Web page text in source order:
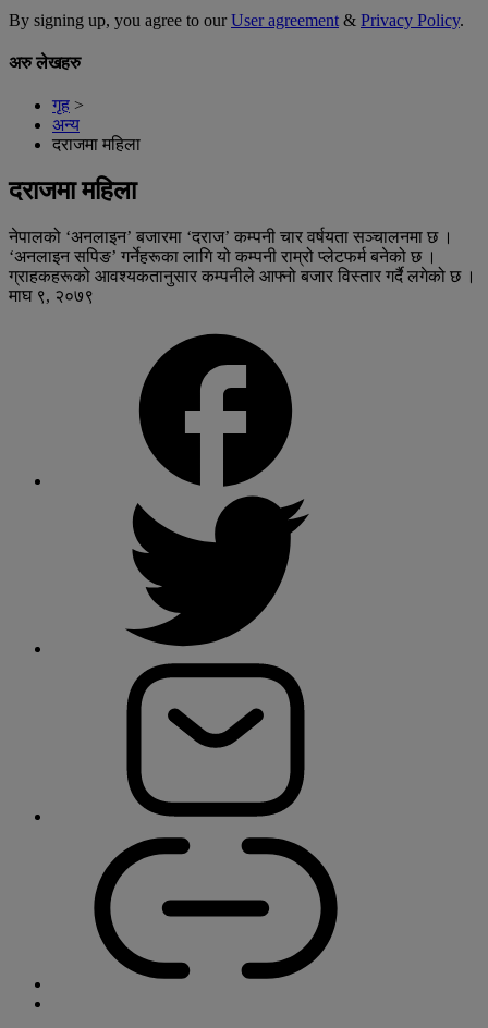
By signing up, you agree to ourUser agreement & Privacy Policy.
अरु लेखहरु
गृह >
अन्य
दराजमा महिला
दराजमा महिला
नेपालको ‘अनलाइन’ बजारमा ‘दराज’ कम्पनी चार वर्षयता सञ्चालनमा छ ।
‘अनलाइन सपिङ’ गर्नेहरूका लागि यो कम्पनी राम्रो प्लेटफर्म बनेको छ ।
ग्राहकहरूको आवश्यकतानुसार कम्पनीले आफ्नो बजार विस्तार गर्दै लगेको छ ।
माघ ९, २०७९